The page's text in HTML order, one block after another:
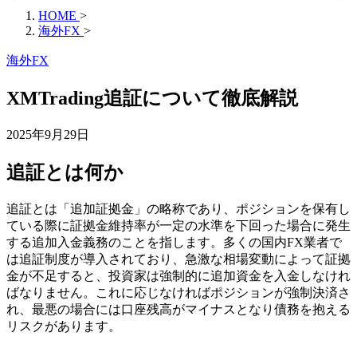
HOME >
海外FX >
海外FX
XMTrading追証について徹底解説
2025年9月29日
追証とは何か
追証とは「追加証拠金」の略称であり、ポジションを保有し
ている際に証拠金維持率が一定の水準を下回った場合に発生
する追加入金義務のことを指します。多くの国内FX業者で
は追証制度が導入されており、急激な相場変動によって証拠
金が不足すると、投資家は強制的に追加資金を入金しなけれ
ばなりません。これに応じなければポジションが強制決済さ
れ、最悪の場合には口座残高がマイナスとなり債務を抱える
リスクがあります。